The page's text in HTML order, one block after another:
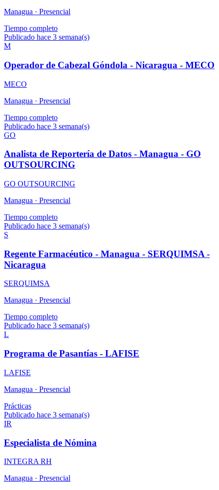
Managua · Presencial
Tiempo completo
Publicado hace 3 semana(s)
M
Operador de Cabezal Góndola - Nicaragua - MECO
MECO
Managua · Presencial
Tiempo completo
Publicado hace 3 semana(s)
GO
Analista de Reportería de Datos - Managua - GO
OUTSOURCING
GO OUTSOURCING
Managua · Presencial
Tiempo completo
Publicado hace 3 semana(s)
S
Regente Farmacéutico - Managua - SERQUIMSA -
Nicaragua
SERQUIMSA
Managua · Presencial
Tiempo completo
Publicado hace 3 semana(s)
L
Programa de Pasantías - LAFISE
LAFISE
Managua · Presencial
Prácticas
Publicado hace 3 semana(s)
IR
Especialista de Nómina
INTEGRA RH
Managua · Presencial